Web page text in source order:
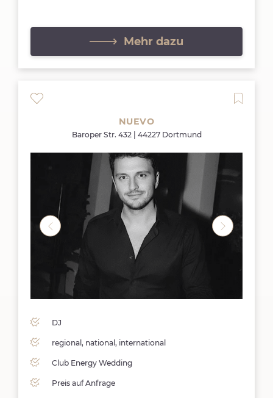
Mehr dazu
NUEVO
Baroper Str. 432 | 44227 Dortmund
DJ
regional, national, international
Club Energy Wedding
Preis auf Anfrage